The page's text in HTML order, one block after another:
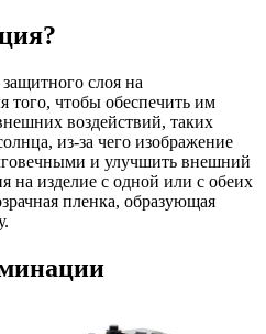
слоя на
того, чтобы обеспечить им
воздействий, таких
из-за чего изображение
и улучшить внешний
на изделие с одной или с обеих
пленка, образующая